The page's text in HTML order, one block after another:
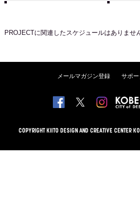
PROJECTに関連したスケジュールはありませ
メールマガジン登録 サポ
COPYRIGHT KIITO DESIGN AND CREATIVE CENTER